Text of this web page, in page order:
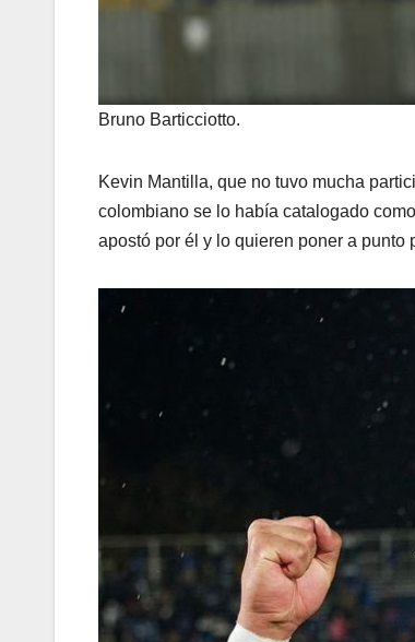
Bruno Barticciotto.
Kevin Mantilla, que no tuvo mucha
colombiano se lo había catalogado
apostó por él y lo quieren poner a punto